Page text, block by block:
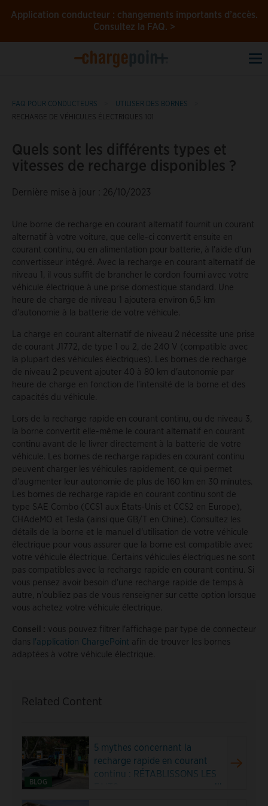
Application conducteur : changements importants d’accès.
Consultez la FAQ. >
FAQ POUR CONDUCTEURS
UTILISER DES BORNES
RECHARGE DE VÉHICULES ÉLECTRIQUES 101
Quels sont les différents types et
vitesses de recharge disponibles ?
Dernière mise à jour : 26/10/2023
Une borne de recharge en courant alternatif fournit un courant
alternatif à votre voiture, que celle-ci convertit ensuite en
courant continu, ou en alimentation pour batterie, à l'aide d'un
convertisseur intégré. Avec la recharge en courant alternatif de
niveau 1, il vous suffit de brancher le cordon fourni avec votre
véhicule électrique à une prise domestique standard. Une
heure de charge de niveau 1 ajoutera environ 6,5 km
d'autonomie à la batterie de votre véhicule.
La charge en courant alternatif de niveau 2 nécessite une prise
de courant J1772, de type 1 ou 2, de 240 V (compatible avec
la plupart des véhicules électriques). Les bornes de recharge
de niveau 2 peuvent ajouter 40 à 80 km d'autonomie par
heure de charge en fonction de l'intensité de la borne et des
capacités du véhicule.
Lors de la recharge rapide en courant continu, ou de niveau 3,
la borne convertit elle-même le courant alternatif en courant
continu avant de le livrer directement à la batterie de votre
véhicule. Les bornes de recharge rapides en courant continu
peuvent charger les véhicules rapidement, ce qui permet
d'augmenter leur autonomie de plus de 160 km en 30 minutes.
Les bornes de recharge rapide en courant continu sont de
type SAE Combo (CCS1 aux États-Unis et CCS2 en Europe),
CHAdeMO et Tesla (ainsi que GB/T en Chine). Consultez les
détails de la borne et le manuel d'utilisation de votre véhicule
électrique pour vous assurer que la borne est compatible avec
votre véhicule électrique. Certains véhicules électriques ne sont
pas compatibles avec la recharge rapide en courant continu. Si
vous pensez avoir besoin d'une recharge rapide de temps à
autre, n'oubliez pas de vous renseigner sur cette option lorsque
vous achetez votre véhicule électrique.
Conseil : vous pouvez filtrer l'affichage par type de connecteur
dans l'application ChargePoint afin de trouver les bornes
adaptées à votre véhicule électrique.
Related Content
BLOG
5 mythes concernant la
recharge rapide en courant
continu : RÉTABLISSONS LES
...